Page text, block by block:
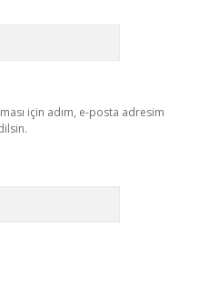
için adım, e-posta adresim